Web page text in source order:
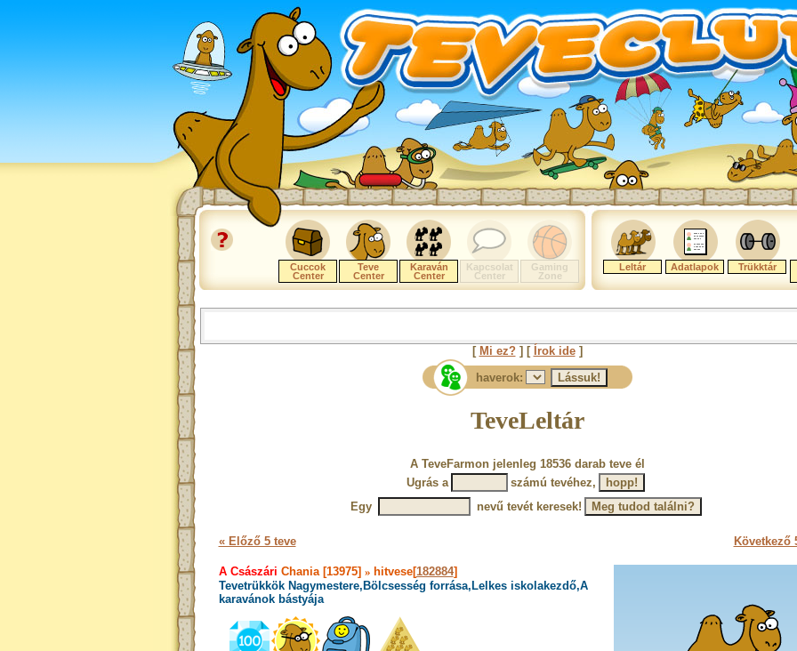
Cuccok
Center
Teve
Center
Karaván
Center
Kapcsolat
Center
Gaming
Zone
Leltár Adatlapok Trükktár
[ Mi ez?] [ Írok ide]
haverok:
TeveLeltár
A TeveFarmon jelenleg 18536 darab teve él
Ugrás a
számú tevéhez,
Egy
nevű tevét keresek!
« Előző 5 teve Következő
A Császári Chania [13975] » hitvese[182884]
Tevetrükkök Nagymestere,Bölcsesség forrása,Lelkes iskolakezdő,A
karavánok bástyája